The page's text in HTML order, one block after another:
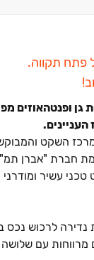
העניינים.
‏8" ממוקם בלב
טכני עשיר
נדירה לרכוש
מגוון וכולל